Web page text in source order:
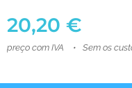
20,20 €
preço com IVA Sem os